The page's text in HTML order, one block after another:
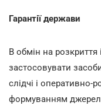
Гарантії держави
В обмін на розкриття
застосовувати
слідчі і оперативно-
формуванням